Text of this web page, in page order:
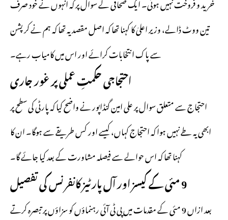
تین ووٹ ڈالے، وزیر اعلیٰ کا کہنا تھا کہ اصل مقصد یہ تھا کہ ہم نے کرپشن
سے پاک انتخابات کرائے اور اس میں کامیاب رہے۔
احتجاجی حکمتِ عملی پر غور جاری
احتجاج سے متعلق سوال پر علی امین گنڈاپور نے واضح کیا کہ پارٹی کی سطح پر
ابھی یہ طے نہیں ہوا کہ احتجاج کہاں، کیسے اور کس طریقے سے ہوگا۔ ان کا
کہنا تھا کہ اس حوالے سے فیصلہ مشاورت کے بعد کیا جائے گا۔
9 مئی کے کیسز اور آل پارٹیز کانفرنس کی تفصیل
بعد ازاں 9 مئی کے مقدمات میں پی ٹی آئی رہنماؤں کو سزاؤں پر تبصرہ کرتے